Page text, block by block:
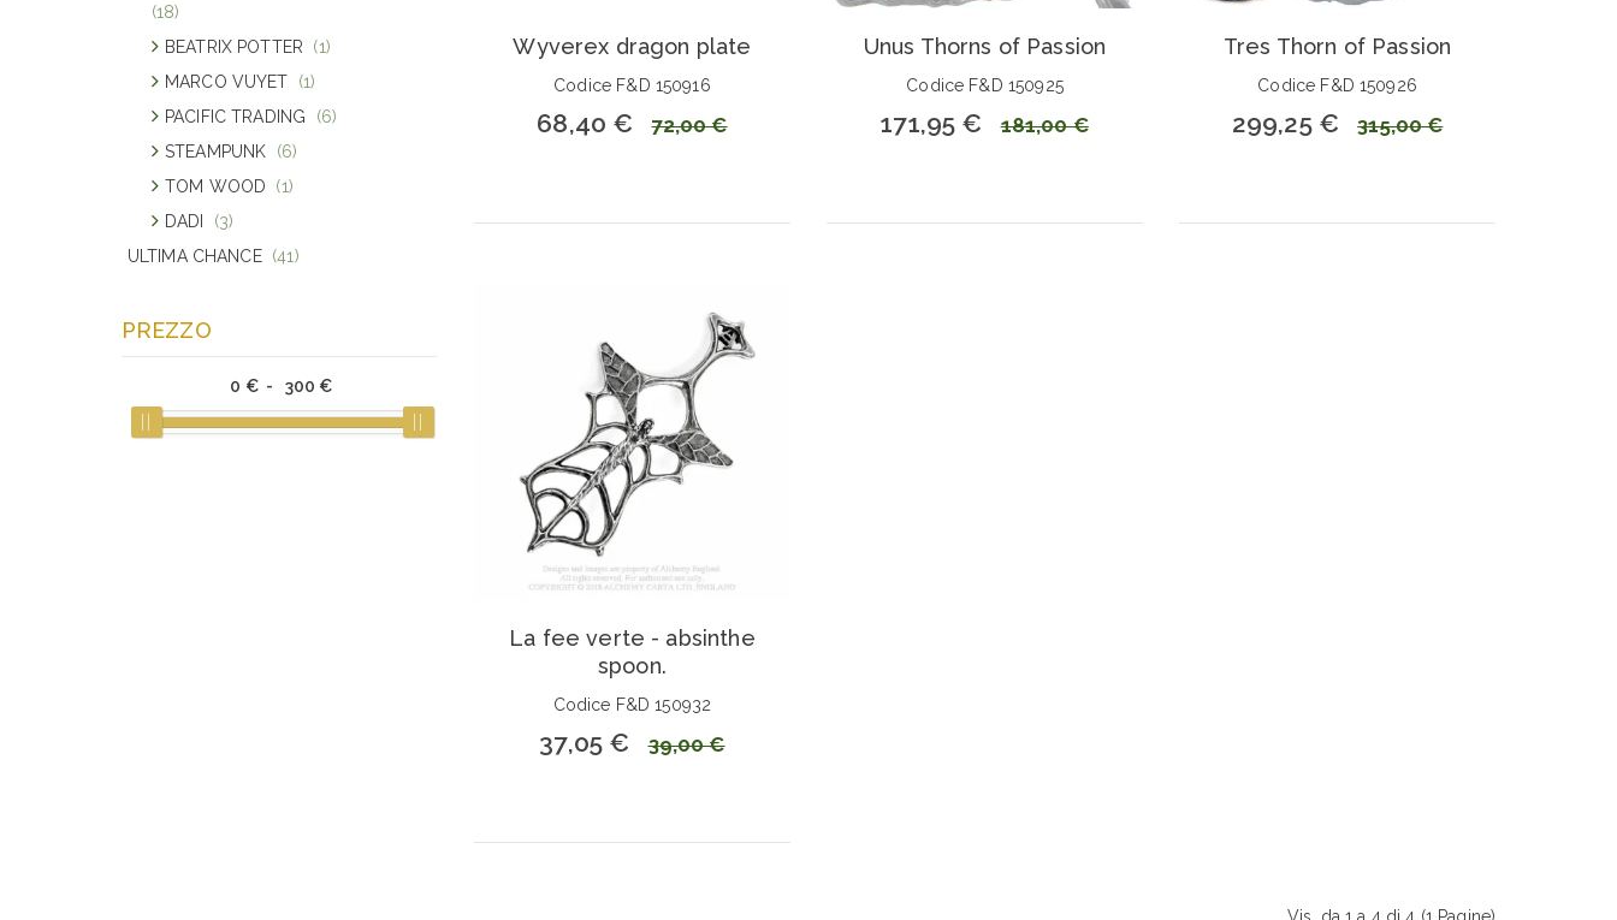
(18)
BEATRIX POTTER (1)
MARCO VUYET (1)
PACIFIC TRADING (6)
STEAMPUNK (6)
TOM WOOD (1)
DADI (3)
ULTIMA CHANCE (41)
PREZZO
0 € - 300 €
Wyverex dragon plate
Codice F&D 150916
68,40 € 72,00 €
Unus Thorns of Passion
Codice F&D 150925
171,95 € 181,00 €
Tres Thorn of Passion
Codice F&D 150926
299,25 € 315,00 €
La fee verte - absinthe
spoon.
Codice F&D 150932
37,05 € 39,00 €